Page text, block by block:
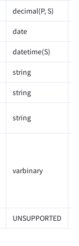
decimal(P, S)
date
datetime(S)
string
string
string
varbinary
UNSUPPORTED